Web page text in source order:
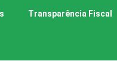
Transparência Fiscal